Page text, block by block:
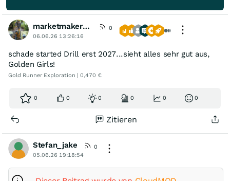
marketmaker1414
0
06.06.26 13:26:16
schade started Drill erst 2027...sieht alles sehr gut aus,
Golden Girls!
Gold Runner Exploration | 0,470 €
0 0 0 0 0 0
Zitieren
Stefan_jake
0
05.06.26 19:18:54